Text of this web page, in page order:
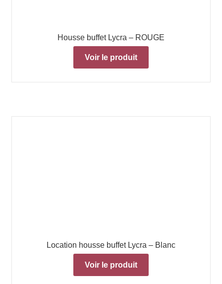
Housse buffet Lycra – ROUGE
Voir le produit
Location housse buffet Lycra – Blanc
Voir le produit